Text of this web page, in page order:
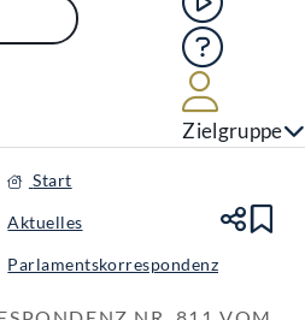
Hilfe
Zielgruppe
Start
Aktuelles
Parlamentskorrespondenz